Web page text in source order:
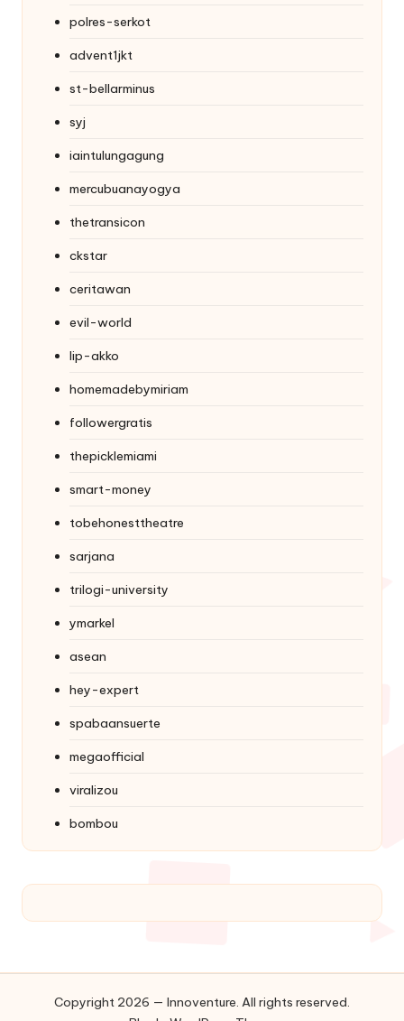
polres-serkot
advent1jkt
st-bellarminus
syj
iaintulungagung
mercubuanayogya
thetransicon
ckstar
ceritawan
evil-world
lip-akko
homemadebymiriam
followergratis
thepicklemiami
smart-money
tobehonesttheatre
sarjana
trilogi-university
ymarkel
asean
hey-expert
spabaansuerte
megaofficial
viralizou
bombou
Copyright 2026 — Innoventure. All rights reserved.